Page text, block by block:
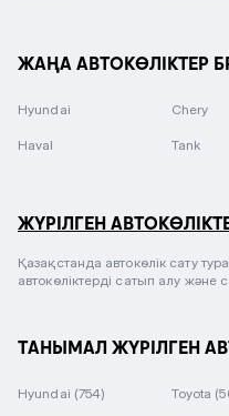
ЖАҢА АВТОКӨЛІКТЕР
Hyundai Chery
Haval Tank
ЖҮРІЛГЕН
Қазақстанда автокөлік сату
автокөліктерді сатып алу және
ТАНЫМАЛ ЖҮРІЛГЕН
Hyundai (754) Toyota